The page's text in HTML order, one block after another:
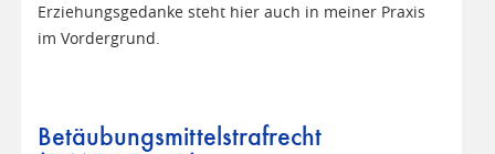
Erziehungsgedanke steht hier auch in meiner Praxis
im Vordergrund.
Betäubungsmittelstrafrecht